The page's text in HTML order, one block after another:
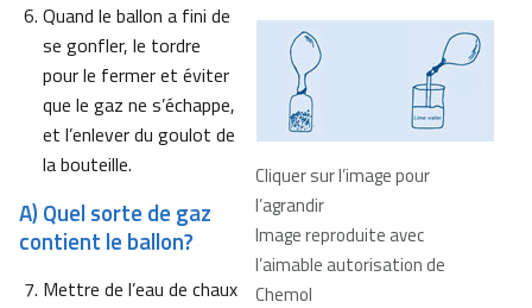
Cliquer sur l’image pour
l’agrandir
Image reproduite avec
l’aimable autorisation de
Chemol
Quand le ballon a fini de
se gonfler, le tordre
pour le fermer et éviter
que le gaz ne s’échappe,
et l’enlever du goulot de
la bouteille.
A) Quel sorte de gaz
contient le ballon?
Mettre de l’eau de chaux